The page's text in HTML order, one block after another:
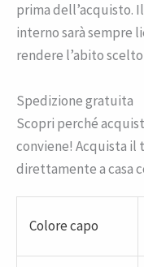
prima dell’acquisto.
interno sarà sempre
rendere l’abito
Spedizione gratuita
Scopri perché
conviene! Acquista
direttamente a casa
Colore capo